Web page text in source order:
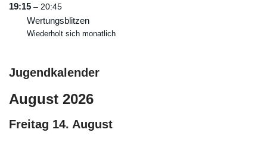
19:15 – 20:45
Wertungsblitzen
Wiederholt sich monatlich
Jugendkalender
August 2026
Freitag 14. August